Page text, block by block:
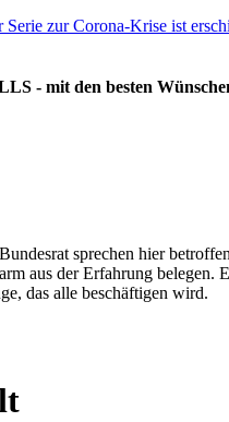
zur Corona-Krise ist
- mit den besten
sprechen hier
aus der Erfahrung
das alle beschäftigen wird.